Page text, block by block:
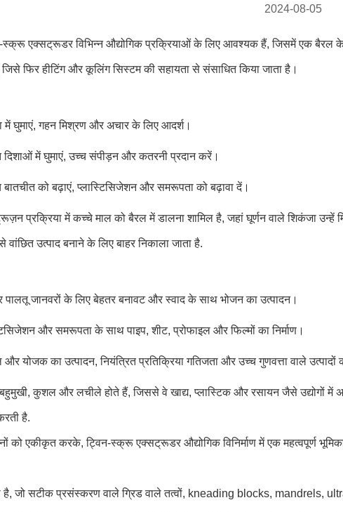
2024-08-05
एक्सट्रूडर विभिन्न औद्योगिक प्रक्रियाओं के लिए आवश्यक हैं, जिसमें एक बैरल के
फिर हीटिंग और कूलिंग सिस्टम की सहायता से संसाधित किया जाता है।
में घुमाएं, गहन मिश्रण और अचार के लिए आदर्श।
दिशाओं में घुमाएं, उच्च संपीड़न और कतरनी प्रदान करें।
को बढ़ाएं, प्लास्टिसिजेशन और समरूपता को बढ़ावा दें।
प्रक्रिया में कच्चे माल को बैरल में डालना शामिल है, जहां घूर्णन वाले शिकंजा
उत्पाद बनाने के लिए बाहर निकाला जाता है.
पालतू जानवरों के लिए बेहतर बनावट और स्वाद के साथ भोजन का उत्पादन।
और समरूपता के साथ पाइप, शीट, प्रोफाइल और फिल्मों का निर्माण।
और योजक का उत्पादन, नियंत्रित प्रतिक्रिया गतिजता और उच्च गुणवत्ता वाले उत्पादों
कुशल और लचीले होते हैं, जिससे वे खाद्य, प्लास्टिक और रसायन जैसे उद्योगों में
है.
को एकीकृत करके, ट्विन-स्क्रू एक्सट्रूडर औद्योगिक विनिर्माण में एक महत्वपूर्ण
है, जो सटीक प्रसंस्करण वाले ग्रिड वाले तत्वों, kneading blocks,